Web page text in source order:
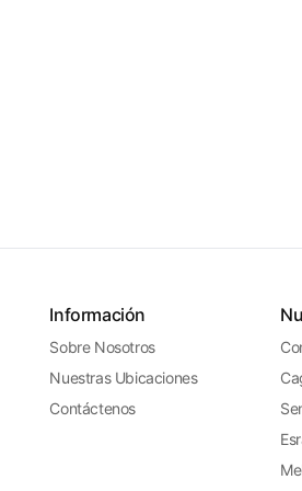
Información
Sobre Nosotros
Nuestras Ubicaciones
Contáctenos